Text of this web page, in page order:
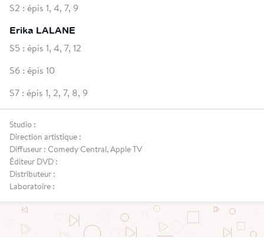
S2 : épis 1, 4, 7, 9
Erika LALANE
S5 : épis 1, 4, 7, 12
S6 : épis 10
S7 : épis 1, 2, 7, 8, 9
Studio :
Direction artistique :
Diffuseur : Comedy Central, Apple TV
Éditeur DVD :
Distributeur :
Laboratoire :